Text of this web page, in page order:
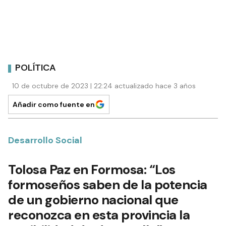
POLÍTICA
10 de octubre de 2023 | 22:24 actualizado hace 3 años
Añadir como fuente en
Desarrollo Social
Tolosa Paz en Formosa: “Los
formoseños saben de la potencia
de un gobierno nacional que
reconozca en esta provincia la